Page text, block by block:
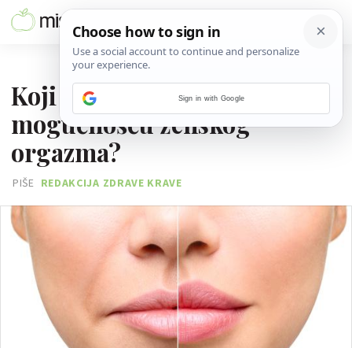
Koji oblik usana je povezan s
mogućnošću ženskog
orgazma?
PIŠE REDAKCIJA ZDRAVE KRAVE
Sign in with Google